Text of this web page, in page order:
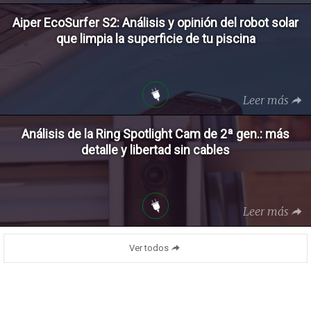
Aiper EcoSurfer S2: Análisis y opinión del robot solar
que limpia la superficie de tu piscina
Leer más
Análisis de la Ring Spotlight Cam de 2ª gen.: más
detalle y libertad sin cables
Leer más
Ver todos